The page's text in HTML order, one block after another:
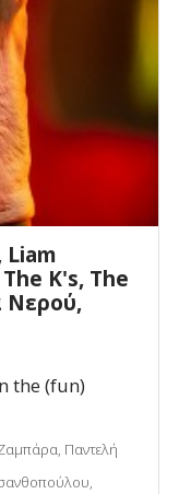
Liam
K's, The
Νερού,
the (fun)
Παντελή